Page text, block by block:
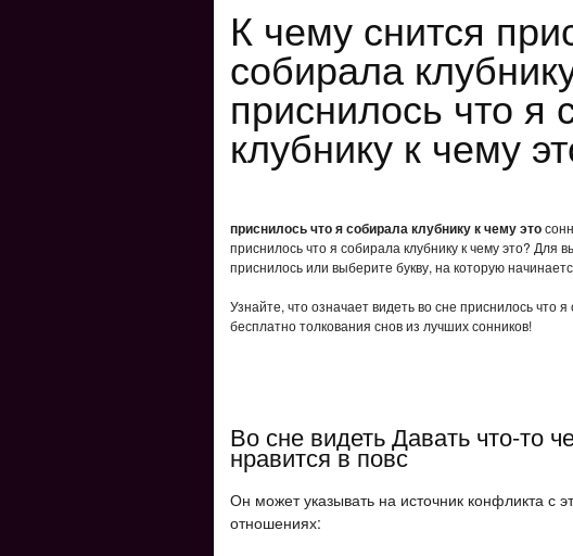
К чему снится приснилось что я
собирала
приснилось что я
клубнику к чему
приснилось что я собирала клубнику к чему это
приснилось что я собирала клубнику к чему это? Для
приснилось или выберите букву, на которую
Узнайте, что означает видеть во сне приснилось что
бесплатно толкования снов из лучших сонников!
Во сне видеть Давать что-то
нравится в повс
Он может указывать на источник конфликта с
отношениях: